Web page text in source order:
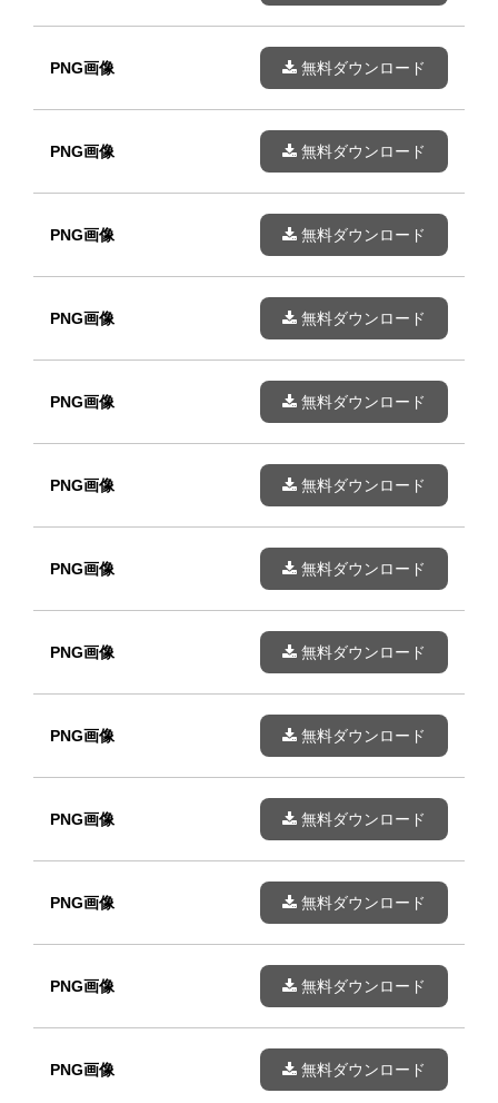
PNG画像 無料ダウンロード
PNG画像 無料ダウンロード
PNG画像 無料ダウンロード
PNG画像 無料ダウンロード
PNG画像 無料ダウンロード
PNG画像 無料ダウンロード
PNG画像 無料ダウンロード
PNG画像 無料ダウンロード
PNG画像 無料ダウンロード
PNG画像 無料ダウンロード
PNG画像 無料ダウンロード
PNG画像 無料ダウンロード
PNG画像 無料ダウンロード